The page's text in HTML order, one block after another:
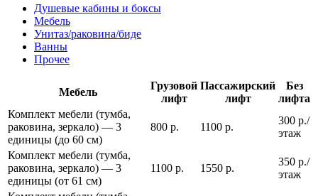
Душевые кабины и боксы
Мебель
Унитаз/раковина/биде
Ванны
Прочее
Мебель
Грузовой
лифт
Пассажирский
лифт
Без
лифта
Комплект мебели (тумба,
раковина, зеркало) — 3
единицы (до 60 см)
800 р. 1100 р.
300 р./
этаж
Комплект мебели (тумба,
раковина, зеркало) — 3
единицы (от 61 см)
1100 р. 1550 р.
350 р./
этаж